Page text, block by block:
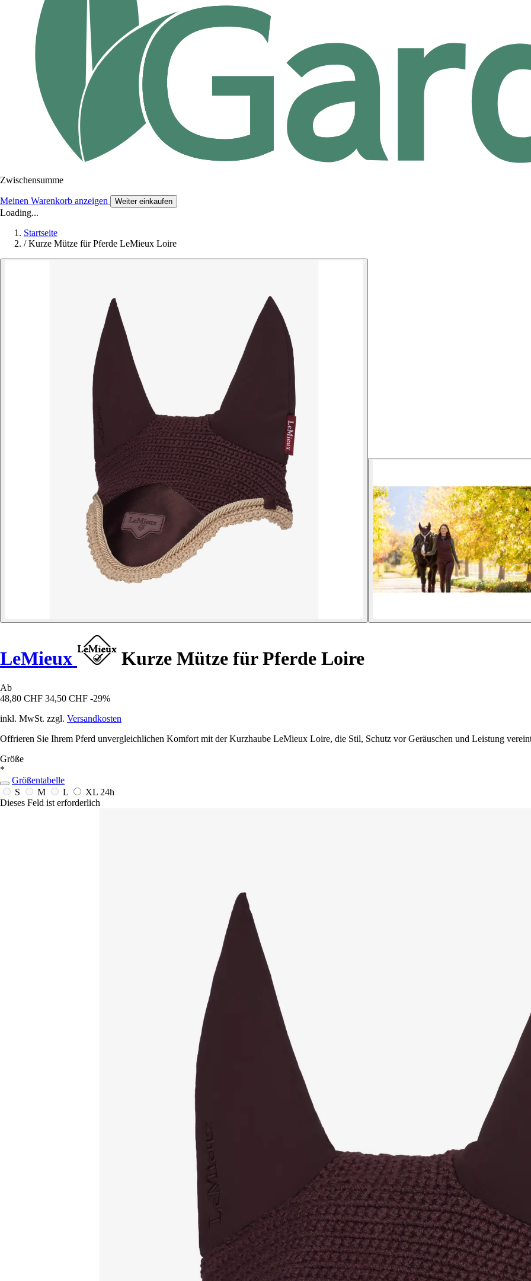
Zwischensumme
Meinen Warenkorb anzeigen Weiter einkaufen
Loading...
Startseite
/ Kurze Mütze für Pferde LeMieux Loire
LeMieux Kurze Mütze für Pferde Loire
Ab
48,80 CHF 34,50 CHF -29%
inkl. MwSt. zzgl. Versandkosten
Offrieren Sie Ihrem Pferd unvergleichlichen Komfort mit der Kurzhaube LeMieux Loire, die Stil, Schutz vor Geräuschen und Leistung
Größe
*
Größentabelle
S
M L XL 24h
Dieses Feld ist erforderlich